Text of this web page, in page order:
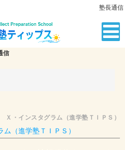
塾長通信
信
Ｘ・インスタグラム（進学塾ＴＩＰＳ）
ム（進学塾ＴＩＰＳ）